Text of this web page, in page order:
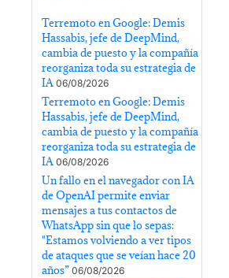
Terremoto en Google: Demis
Hassabis, jefe de DeepMind,
cambia de puesto y la compañía
reorganiza toda su estrategia de
IA 06/08/2026
Terremoto en Google: Demis
Hassabis, jefe de DeepMind,
cambia de puesto y la compañía
reorganiza toda su estrategia de
IA 06/08/2026
Un fallo en el navegador con IA
de OpenAI permite enviar
mensajes a tus contactos de
WhatsApp sin que lo sepas:
"Estamos volviendo a ver tipos
de ataques que se veían hace 20
años” 06/08/2026